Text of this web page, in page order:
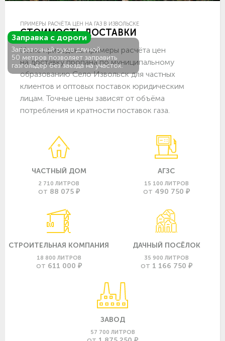
Заправка с дороги
Заправочный рукав длиной
50 метров позволяет заправить
газгольдер без заезда на участок.
ПРИМЕРЫ РАСЧЁТА ЦЕН НА ГАЗ В ИЗВОЛЬСКЕ
СТОИМОСТЬ ДОСТАВКИ
Ниже приведены примеры расчёта цен
на доставку пропана по муниципальному
образованию Село Извольск для частных
клиентов и оптовых поставок юридическим
лицам. Точные цены зависят от объёма
потребления и кратности поставок газа.
ЧАСТНЫЙ ДОМ
2 710 ЛИТРОВ
ОТ 88 075 ₽
АГЗС
15 100 ЛИТРОВ
ОТ 490 750 ₽
СТРОИТЕЛЬНАЯ КОМПАНИЯ
18 800 ЛИТРОВ
ОТ 611 000 ₽
ДАЧНЫЙ ПОСЁЛОК
35 900 ЛИТРОВ
ОТ 1 166 750 ₽
ЗАВОД
57 700 ЛИТРОВ